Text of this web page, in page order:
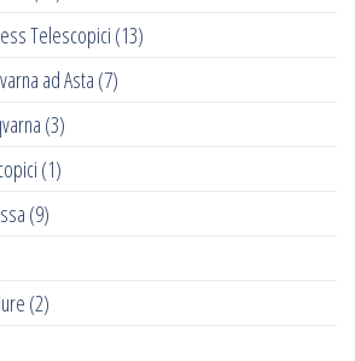
Telescopici (13)
ad Asta (7)
(3)
(1)
(9)
(2)